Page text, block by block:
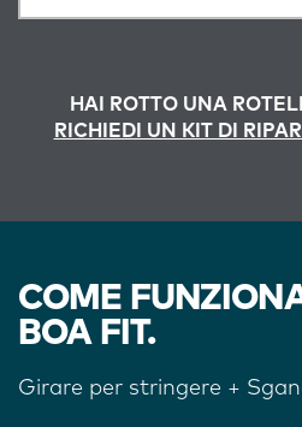
HAI ROTTO UNA
RICHIEDI UN KIT DI
COME
BOA FIT.
Girare per stringere +